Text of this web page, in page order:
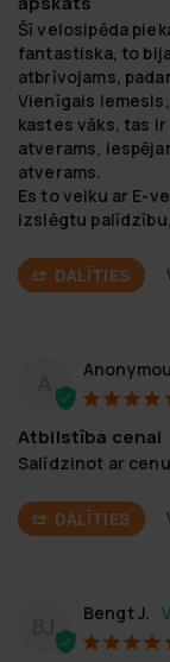
Šī velosipēda
fantastiska, to
atbrīvojams,
Vienīgais
kastes vāks, tas
atverams,
atverams.
Es to velku ar E-
izslēgtu
DALĪTIES
Atbilstība cenai
Salīdzinot ar
DALĪTIES
Bengt J.